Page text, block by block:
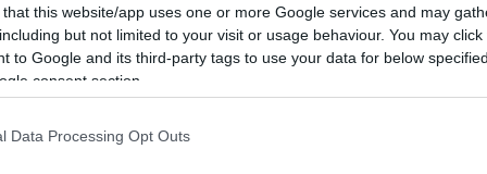
that this website/app uses one or more Google services and may
but not limited to your visit or usage behaviour. You may
to Google and its third-party tags to use your data for below
consent section.
Data Processing Opt Outs
ημερολογίου για το έτος 2022, από
Σώμα, διαπιστώσαμε ένα σημαντικό
σίγουροι ότι, έγινε εκ παραδρομής,
σελίδα με τους διεθνείς τηλεφωνικούς